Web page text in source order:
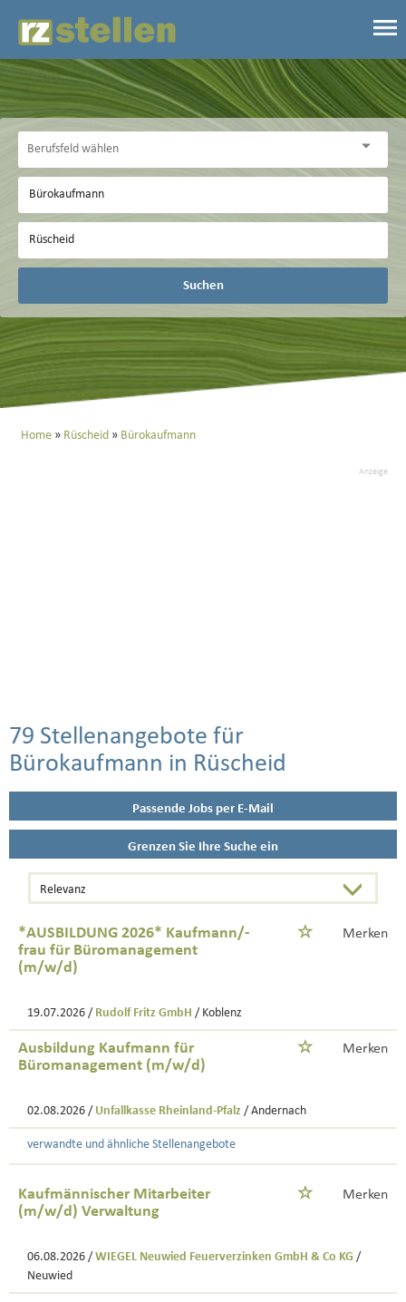
Suchen
Home Rüscheid Bürokaufmann
Anzeige
79 Stellenangebote für
Bürokaufmann in Rüscheid
Passende Jobs per E-Mail
Grenzen Sie Ihre Suche ein
*AUSBILDUNG 2026* Kaufmann/-
frau für Büromanagement
(m/w/d)
Merken
19.07.2026 / Rudolf Fritz GmbH / Koblenz
Ausbildung Kaufmann für
Büromanagement (m/w/d)
Merken
02.08.2026 / Unfallkasse Rheinland-Pfalz / Andernach
verwandte und ähnliche Stellenangebote
Kaufmännischer Mitarbeiter
(m/w/d) Verwaltung
Merken
06.08.2026 / WIEGEL Neuwied Feuerverzinken GmbH & Co KG /
Neuwied